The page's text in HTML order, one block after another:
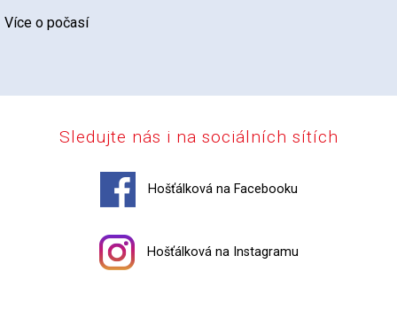
Více o počasí
Sledujte nás i na sociálních sítích
Hošťálková na Facebooku
Hošťálková na Instagramu